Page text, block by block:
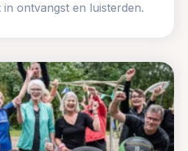
ontvangst en luisterden.